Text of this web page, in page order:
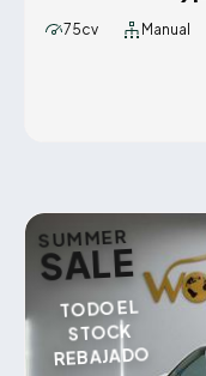
75cv Manual
SUMMER
SALE
TODO EL
STOCK
REBAJADO